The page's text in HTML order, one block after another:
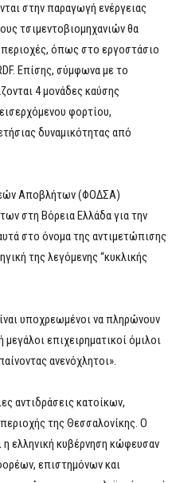
στην παραγωγή ενέργειας
τσιμεντοβιομηχανιών θα
όπως στο εργοστάσιο
Επίσης, σύμφωνα με το
4 μονάδες καύσης
φορτίου,
δυναμικότητας από
Αποβλήτων (ΦΟΔΣΑ)
στη Βόρεια Ελλάδα για την
στο όνομα της αντιμετώπισης
της λεγόμενης “κυκλικής
υποχρεωμένοι να πληρώνουν
επιχειρηματικοί όμιλοι
ανενόχλητοι».
αντιδράσεις κατοίκων,
της Θεσσαλονίκης. Ο
ελληνική κυβέρνηση κώφευσαν
επιστημόνων και